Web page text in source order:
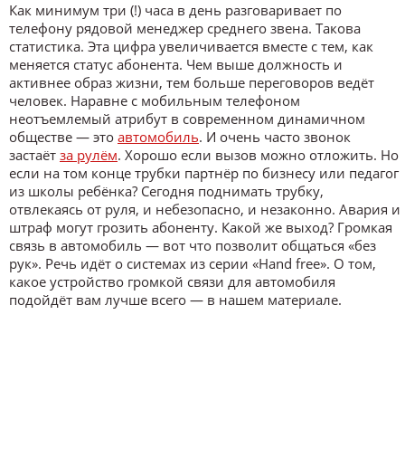
Как минимум три (!) часа в день разговаривает по
телефону рядовой менеджер среднего звена. Такова
статистика. Эта цифра увеличивается вместе с тем, как
меняется статус абонента. Чем выше должность и
активнее образ жизни, тем больше переговоров ведёт
человек. Наравне с мобильным телефоном
неотъемлемый атрибут в современном динамичном
обществе — это автомобиль. И очень часто звонок
застаёт за рулём. Хорошо если вызов можно отложить. Но
если на том конце трубки партнёр по бизнесу или педагог
из школы ребёнка? Сегодня поднимать трубку,
отвлекаясь от руля, и небезопасно, и незаконно. Авария и
штраф могут грозить абоненту. Какой же выход? Громкая
связь в автомобиль — вот что позволит общаться «без
рук». Речь идёт о системах из серии «Hand free». О том,
какое устройство громкой связи для автомобиля
подойдёт вам лучше всего — в нашем материале.